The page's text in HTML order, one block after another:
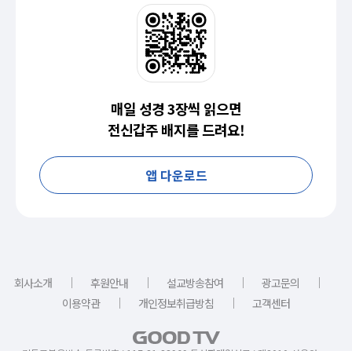
매일 성경 3장씩 읽으면
전신갑주 배지를 드려요!
앱 다운로드
회사소개 ｜ 후원안내 ｜ 설교방송참여 ｜ 광고문의
｜
이용약관
｜ 개인정보취급방침 ｜ 고객센터